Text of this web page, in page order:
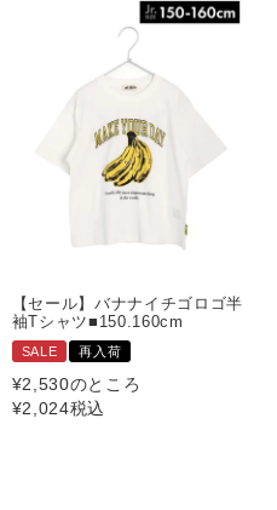
【セール】バナナイチゴロゴ半
袖Tシャツ■150.160cm
SALE 再入荷
¥2,530のところ
¥2,024税込